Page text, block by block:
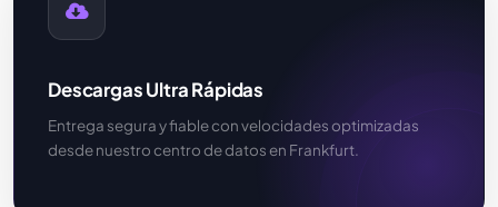
Descargas Ultra Rápidas
Entrega segura y fiable con velocidades optimizadas
desde nuestro centro de datos en Frankfurt.